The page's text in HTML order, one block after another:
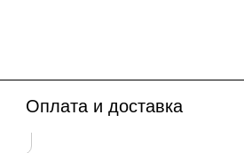
Оплата и доставка